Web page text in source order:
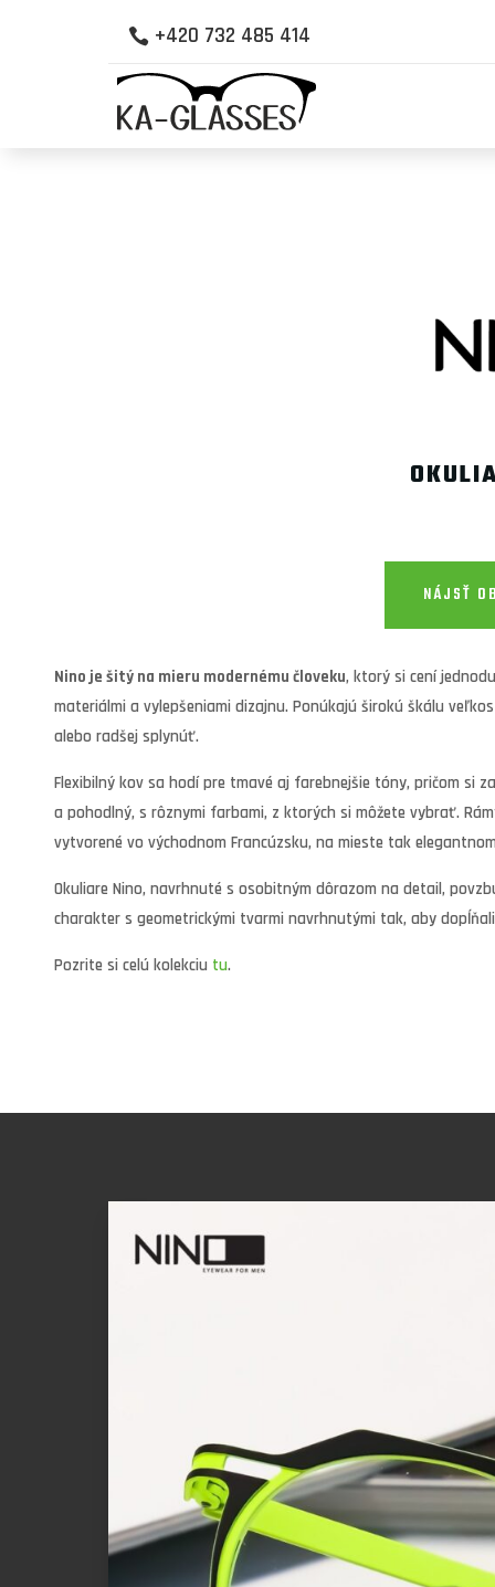
 +420 732 485 414
NÁJSŤ
Nino je šitý na mieru modernému človeku, ktorý si cení
materiálmi a vylepšeniami dizajnu. Ponúkajú širokú škálu
alebo radšej splynúť.
Flexibilný kov sa hodí pre tmavé aj farebnejšie tóny, pričom si
a pohodlný, s rôznymi farbami, z ktorých si môžete vybrať.
vytvorené vo východnom Francúzsku, na mieste tak
Okuliare Nino, navrhnuté s osobitným dôrazom na detail,
charakter s geometrickými tvarmi navrhnutými tak, aby
Pozrite si celú kolekciu tu.